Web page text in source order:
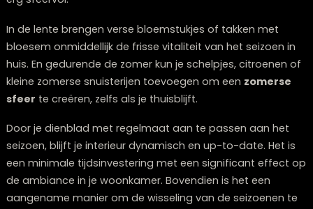
beeldhouwwerk, om de presentatie te voltooien.
4: Jaargetijden-geïnspireerde
je dienblad
Een van de meest charmante kanten van decoreren
een dienblad is het gemak waarmee je het kunt
aanpassen aan de verschillende jaargetijden. In de
kun je denken aan mini-pompoenen, kastanjes of
gekleurde bladeren. Voor de wintermaanden zijn
dennenappels, kaneelstokjes of discrete